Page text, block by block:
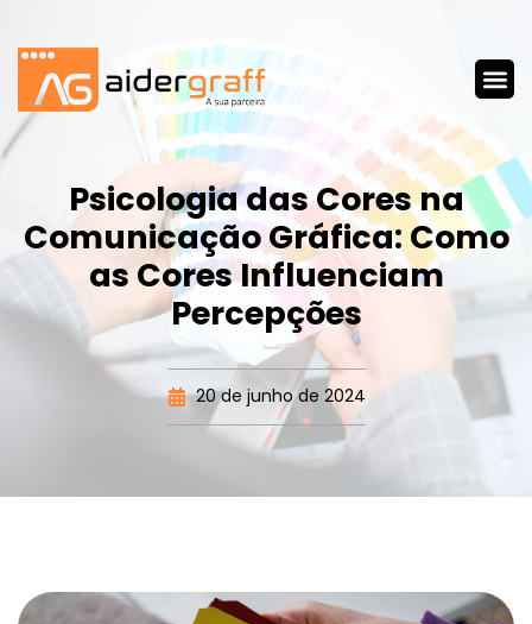
Psicologia das Cores na
Comunicação Gráfica: Como
as Cores Influenciam
Percepções
20 de junho de 2024